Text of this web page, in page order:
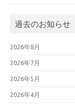
過去のお知らせ
2026年8月
2026年7月
2026年5月
2026年4月